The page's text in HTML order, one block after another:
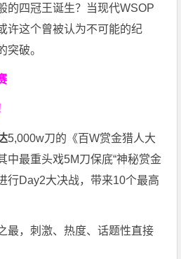
的四冠王诞生？当现代WSOP
许这个曾被认为不可能的纪
突破。
5,000w刀的《百W赏金猎人大
中最重头戏5M刀保底“神秘赏金
行Day2大决战，带来10个最高
最，刺激、热度、话题性直接